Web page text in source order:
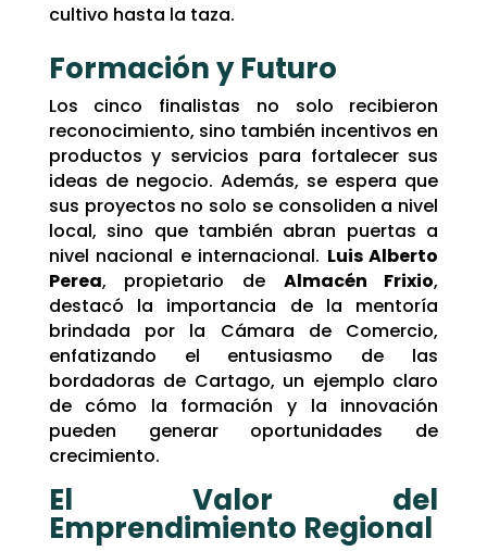
cultivo hasta la taza.
Formación y Futuro
Los cinco finalistas no solo recibieron
reconocimiento, sino también incentivos en
productos y servicios para fortalecer sus
ideas de negocio. Además, se espera que
sus proyectos no solo se consoliden a nivel
local, sino que también abran puertas a
nivel nacional e internacional. Luis Alberto
Perea, propietario de Almacén Frixio,
destacó la importancia de la mentoría
brindada por la Cámara de Comercio,
enfatizando el entusiasmo de las
bordadoras de Cartago, un ejemplo claro
de cómo la formación y la innovación
pueden generar oportunidades de
crecimiento.
El Valor del
Emprendimiento Regional